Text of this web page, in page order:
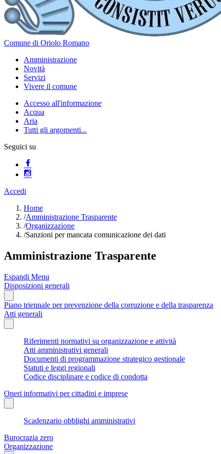
Comune di Oriolo Romano
Amministrazione
Novità
Servizi
Vivere il comune
Accesso all'informazione
Acqua
Aria
Tutti gli argomenti...
Seguici su
Accedi
Home
/Amministrazione Trasparente
/Organizzazione
/Sanzioni per mancata comunicazione dei dati
Amministrazione Trasparente
Espandi Menu
Disposizioni generali
Piano triennale per prevenzione della corruzione e della trasparenza
Atti generali
Riferimenti normativi su organizzazione e attività
Atti amministrativi generali
Documenti di programmazione strategico gestionale
Statuti e leggi regionali
Codice disciplinare e codice di condotta
Oneri informativi per cittadini e imprese
Scadenzario obblighi amministrativi
Burocrazia zero
Organizzazione